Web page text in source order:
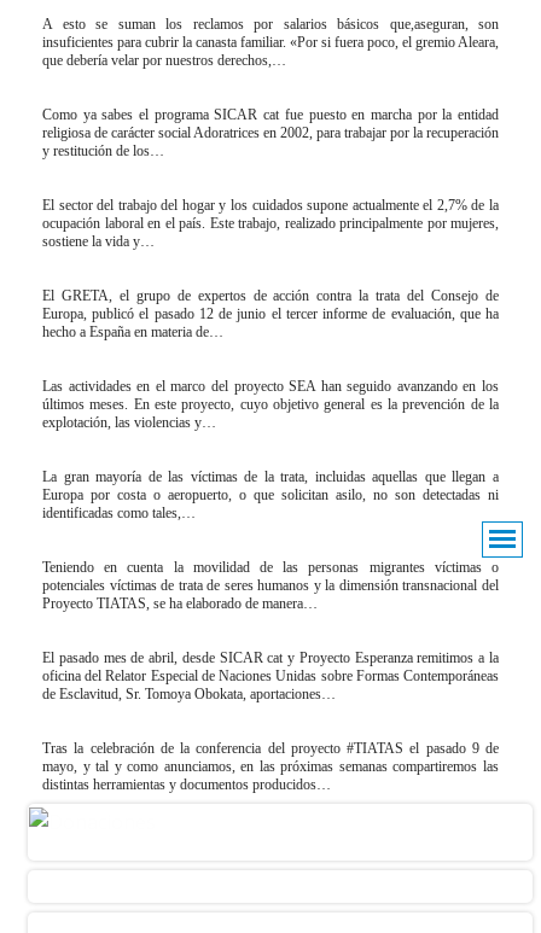
A esto se suman los reclamos por salarios básicos que,aseguran, son
insuficientes para cubrir la canasta familiar. «Por si fuera poco, el gremio Aleara,
que debería velar por nuestros derechos,…
Como ya sabes el programa SICAR cat fue puesto en marcha por la entidad
religiosa de carácter social Adoratrices en 2002, para trabajar por la recuperación
y restitución de los…
El sector del trabajo del hogar y los cuidados supone actualmente el 2,7% de la
ocupación laboral en el país. Este trabajo, realizado principalmente por mujeres,
sostiene la vida y…
El GRETA, el grupo de expertos de acción contra la trata del Consejo de
Europa, publicó el pasado 12 de junio el tercer informe de evaluación, que ha
hecho a España en materia de…
Las actividades en el marco del proyecto SEA han seguido avanzando en los
últimos meses. En este proyecto, cuyo objetivo general es la prevención de la
explotación, las violencias y…
La gran mayoría de las víctimas de la trata, incluidas aquellas que llegan a
Europa por costa o aeropuerto, o que solicitan asilo, no son detectadas ni
identificadas como tales,…
Teniendo en cuenta la movilidad de las personas migrantes víctimas o
potenciales víctimas de trata de seres humanos y la dimensión transnacional del
Proyecto TIATAS, se ha elaborado de manera…
El pasado mes de abril, desde SICAR cat y Proyecto Esperanza remitimos a la
oficina del Relator Especial de Naciones Unidas sobre Formas Contemporáneas
de Esclavitud, Sr. Tomoya Obokata, aportaciones…
Tras la celebración de la conferencia del proyecto #TIATAS el pasado 9 de
mayo, y tal y como anunciamos, en las próximas semanas compartiremos las
distintas herramientas y documentos producidos…